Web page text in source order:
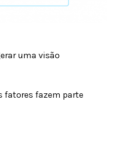
uma visão
fatores fazem parte